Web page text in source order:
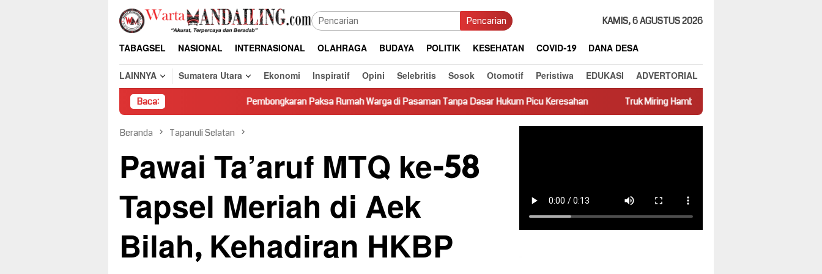
Loncat
konten
Pencarian KAMIS, 6 AGUSTUS 2026
TABAGSEL NASIONAL INTERNASIONAL OLAHRAGA BUDAYA POLITIK KESEHATAN COVID-19
DANA DESA
LAINNYA
Sumatera Utara Ekonomi Inspiratif Opini Selebritis Sosok Otomotif Peristiwa EDUKASI ADVERTORIAL
Baca:Pembongkaran Paksa Rumah Warga di Pasaman Tanpa Dasar Hukum Picu Keresahan Truk Miring Hambat Arus Lalu Lintas di Jalan Panti–Simpang Empat
Beranda Tapanuli Selatan
Pawai Ta’aruf MTQ ke-58
Tapsel Meriah di Aek
Bilah, Kehadiran HKBP